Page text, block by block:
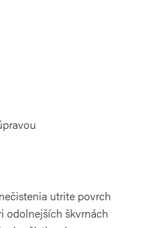
utrite povrch
odolnejších škvrnách